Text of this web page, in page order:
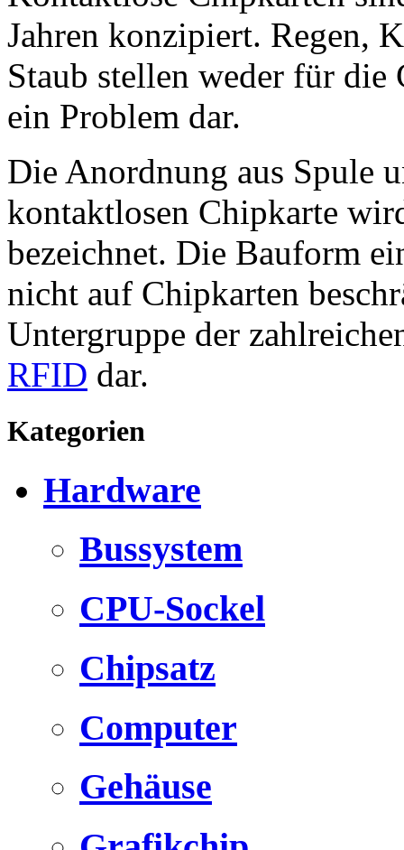
Jahren konzipiert. Regen,
Staub stellen weder für die
ein Problem dar.
Die Anordnung aus Spule
kontaktlosen Chipkarte
bezeichnet. Die Bauform
nicht auf Chipkarten
Untergruppe der
RFID dar.
Kategorien
Hardware
Bussystem
CPU-Sockel
Chipsatz
Computer
Gehäuse